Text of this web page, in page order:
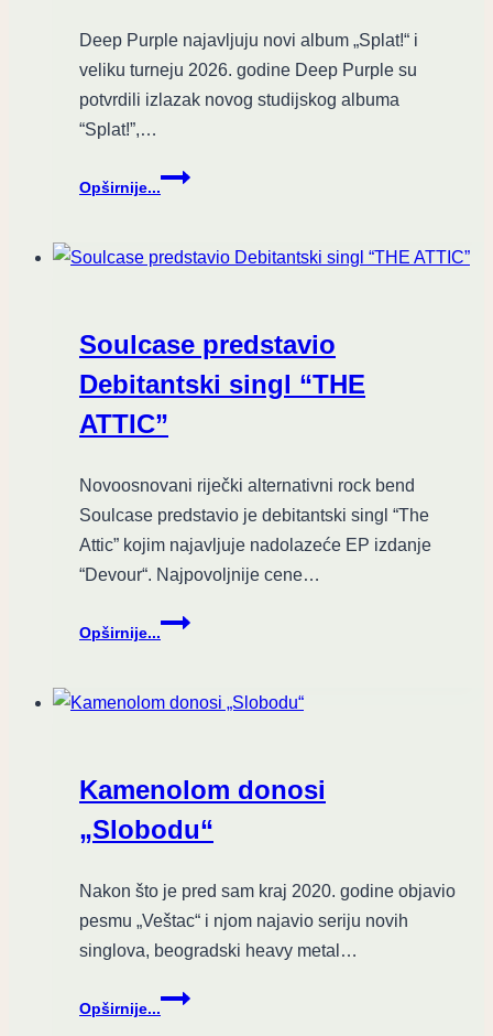
Deep Purple najavljuju novi album „Splat!“ i
veliku turneju 2026. godine Deep Purple su
potvrdili izlazak novog studijskog albuma
“Splat!”,…
Opširnije...
Zvuk
transformacije:
Purple
masivnu
turneju
Soulcase predstavio
Debitantski singl “THE
ATTIC”
Novoosnovani riječki alternativni rock bend
Soulcase predstavio je debitantski singl “The
Attic” kojim najavljuje nadolazeće EP izdanje
“Devour“. Najpovoljnije cene…
Opširnije...
Soulcase
predstavio
singl
Kamenolom donosi
„Slobodu“
Nakon što je pred sam kraj 2020. godine objavio
pesmu „Veštac“ i njom najavio seriju novih
singlova, beogradski heavy metal…
Opširnije...
Kamenolom
donosi